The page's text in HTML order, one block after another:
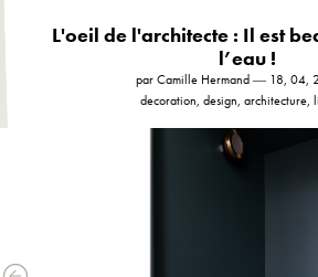
L'oeil de l'architecte : Il est
l’eau !
par Camille Hermand ― 18,
decoration, design, architecture,